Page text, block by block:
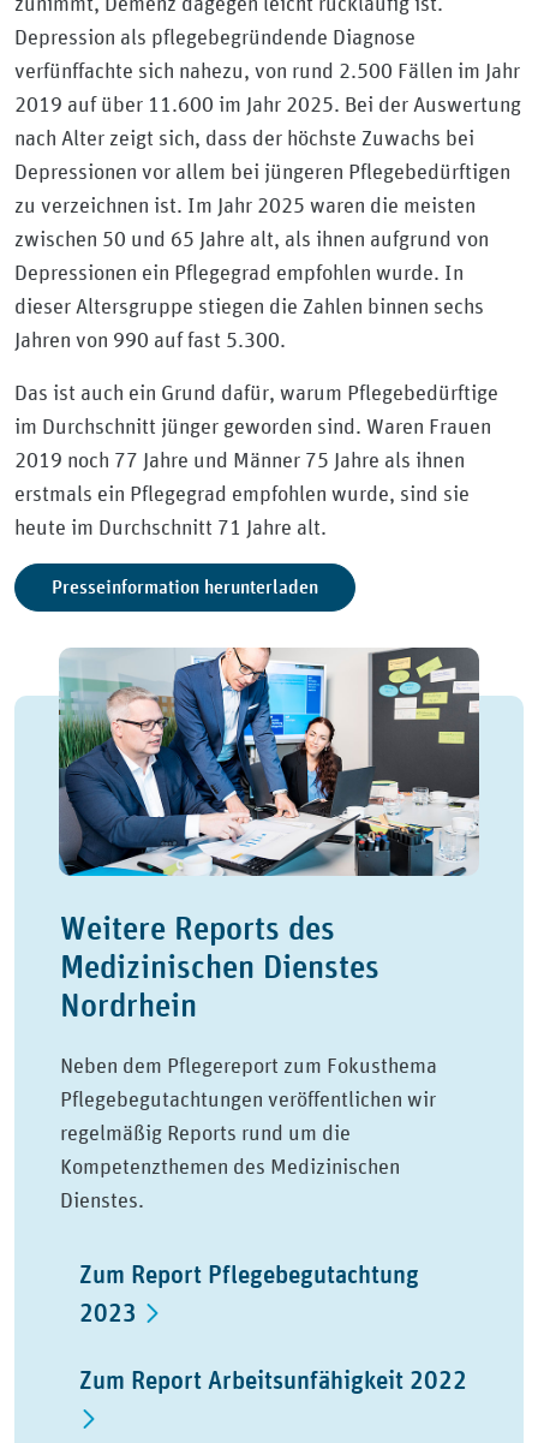
Depression als pflegebegründende Diagnose
verfünffachte sich nahezu, von rund 2.500 Fällen im Jahr
2019 auf über 11.600 im Jahr 2025. Bei der Auswertung
nach Alter zeigt sich, dass der höchste Zuwachs bei
Depressionen vor allem bei jüngeren Pflegebedürftigen
zu verzeichnen ist. Im Jahr 2025 waren die meisten
zwischen 50 und 65 Jahre alt, als ihnen aufgrund von
Depressionen ein Pflegegrad empfohlen wurde. In
dieser Altersgruppe stiegen die Zahlen binnen sechs
Jahren von 990 auf fast 5.300.
Das ist auch ein Grund dafür, warum Pflegebedürftige
im Durchschnitt jünger geworden sind. Waren Frauen
2019 noch 77 Jahre und Männer 75 Jahre als ihnen
erstmals ein Pflegegrad empfohlen wurde, sind sie
heute im Durchschnitt 71 Jahre alt.
Presseinformation herunterladen
Weitere Reports des
Medizinischen Dienstes
Nordrhein
Neben dem Pflegereport zum Fokusthema
Pflegebegutachtungen veröffentlichen wir
regelmäßig Reports rund um die
Kompetenzthemen des Medizinischen
Dienstes.
Zum Report Pflegebegutachtung
2023
Zum Report Arbeitsunfähigkeit 2022